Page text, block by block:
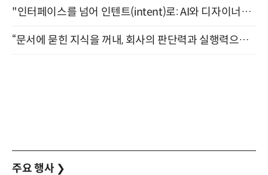
"인터페이스를 넘어 인텐트(intent)로: AI와 디자이너가 함께 만드는 공존의 UX" 강남역 (9/2)
“문서에 묻힌 지식을 꺼내, 회사의 판단력과 실행력으로 바꾸다” (8/20)
주요 행사 ❯